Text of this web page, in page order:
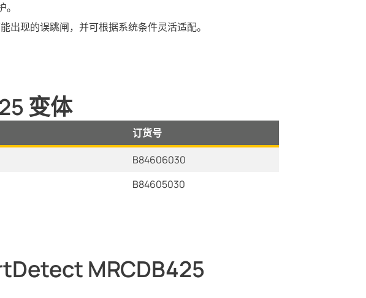
出现的误跳闸，并可根据系统条件灵活适配。
变体
订货号
B84606030
B84605030
MRCDB425